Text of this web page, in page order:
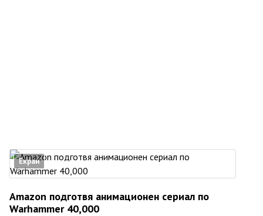
Екран
Amazon подготвя анимационен сериал по
Warhammer 40,000